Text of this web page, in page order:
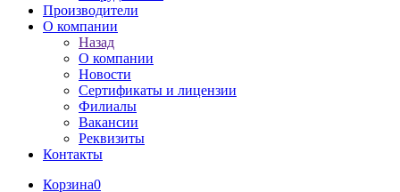
Производители
О компании
Назад
О компании
Новости
Сертификаты и лицензии
Филиалы
Вакансии
Реквизиты
Контакты
Корзина0